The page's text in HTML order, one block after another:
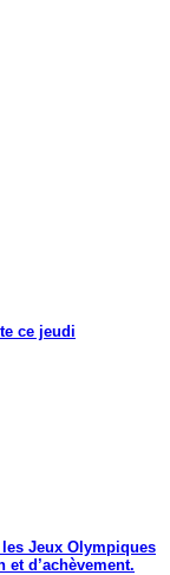
ce jeudi
Jeux Olympiques
et d’achèvement.